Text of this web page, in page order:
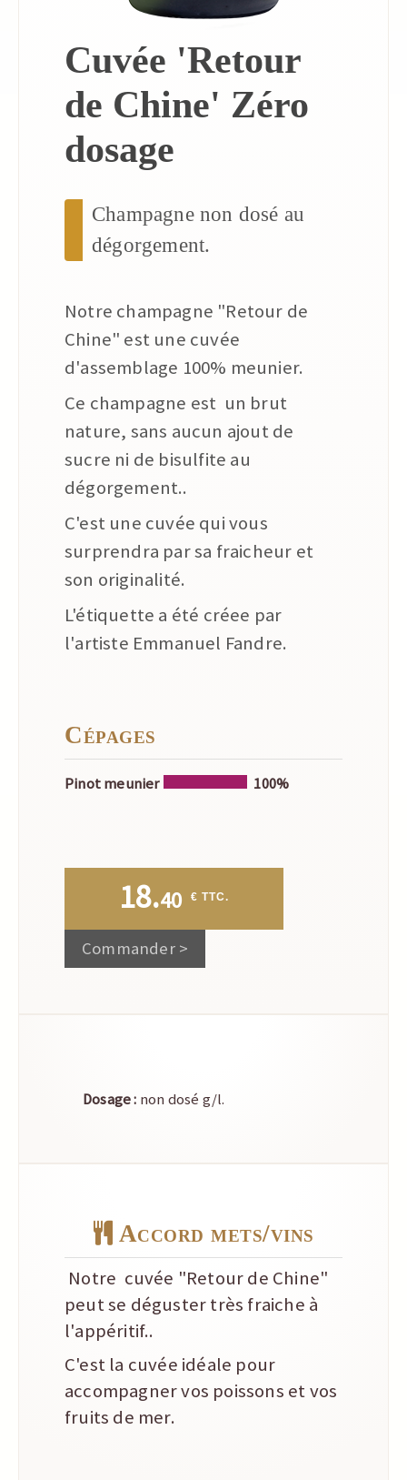
Cuvée 'Retour
de Chine' Zéro
dosage
Champagne non dosé au
dégorgement.
Notre champagne "Retour de
Chine" est une cuvée
d'assemblage 100% meunier.
Ce champagne est un brut
nature, sans aucun ajout de
sucre ni de bisulfite au
dégorgement..
C'est une cuvée qui vous
surprendra par sa fraicheur et
son originalité.
L'étiquette a été créee par
l'artiste Emmanuel Fandre.
Cépages
Pinot meunier 100%
18.40  € TTC.
Commander >
Dosage : non dosé g/l.
Accord mets/vins
Notre cuvée "Retour de Chine"
peut se déguster très fraiche à
l'appéritif..
C'est la cuvée idéale pour
accompagner vos poissons et vos
fruits de mer.